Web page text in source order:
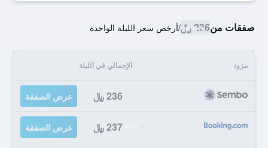
صفقات من236 ﷼ /أرخص سعر الليلة الواحدة
مزود الإجمالي في الليلة
236 ﷼ عرض الصفقة
237 ﷼ عرض الصفقة